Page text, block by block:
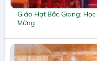
Giáo Hạt Bắc Giang:
Mừng